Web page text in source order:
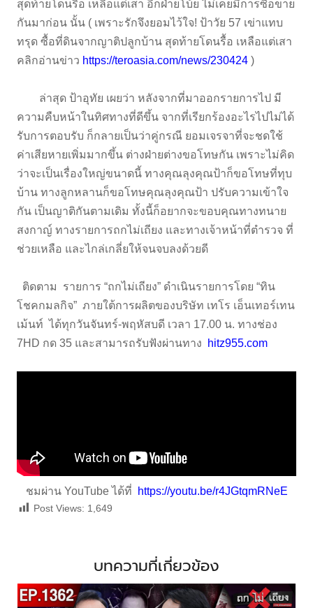
สุดท้ายโดนรื้อ เหลือแต่เสา อีกฝ่ายโบ้ย ไม่เคยมีการซื้อขาย
กันมาก่อน นั้น ( เพราะรักจึงยอมไว้ใจ! ป้าวัย 57 เข่าแทบ
ทรุด ซื้อที่ดินจากญาติปลูกบ้าน สุดท้ายโดนรื้อ เหลือแต่เสา
คลิกอ่านข่าว https://teroasia.com/news/230424 )
ล่าสุด ป้าอุทัย เผยว่า หลังจากที่มาออกรายการไป มี
ความคืบหน้าในทิศทางที่ดีขึ้น จากที่เรียกร้องอะไรไปไม่ได้
รับการตอบรับ ก็กลายเป็นว่าคู่กรณี ยอมเจรจาที่จะชดใช้
ค่าเสียหายเพิ่มมากขึ้น ต่างฝ่ายต่างขอโทษกัน เพราะไม่คิด
ว่าจะเป็นเรื่องใหญ่ขนาดนี้ ทางคุณลุงคุณป้าก็ขอโทษที่ทุบ
บ้าน ทางลูกหลานก็ขอโทษคุณลุงคุณป้า ปรับความเข้าใจ
กัน เป็นญาติกันตามเดิม ทั้งนี้ก็อยากจะขอบคุณทางทนาย
สงกาญ์ ทางรายการถกไม่เถียง และทางเจ้าหน้าที่ตำรวจ ที่
ช่วยเหลือ และไกล่เกลี่ยให้จนจบลงด้วยดี
ติดตาม รายการ “ถกไม่เถียง” ดำเนินรายการโดย “ทิน
โชคกมลกิจ” ภายใต้การผลิตของบริษัท เทโร เอ็นเทอร์เทน
เม้นท์ ได้ทุกวันจันทร์-พฤหัสบดี เวลา 17.00 น. ทางช่อง
7HD กด 35 และสามารถรับฟังผ่านทาง
hitz955.com
ชมผ่าน YouTube ได้ที่ https://youtu.be/r4JGtqmRNeE
Post Views: 1,649
บทความที่เกี่ยวข้อง